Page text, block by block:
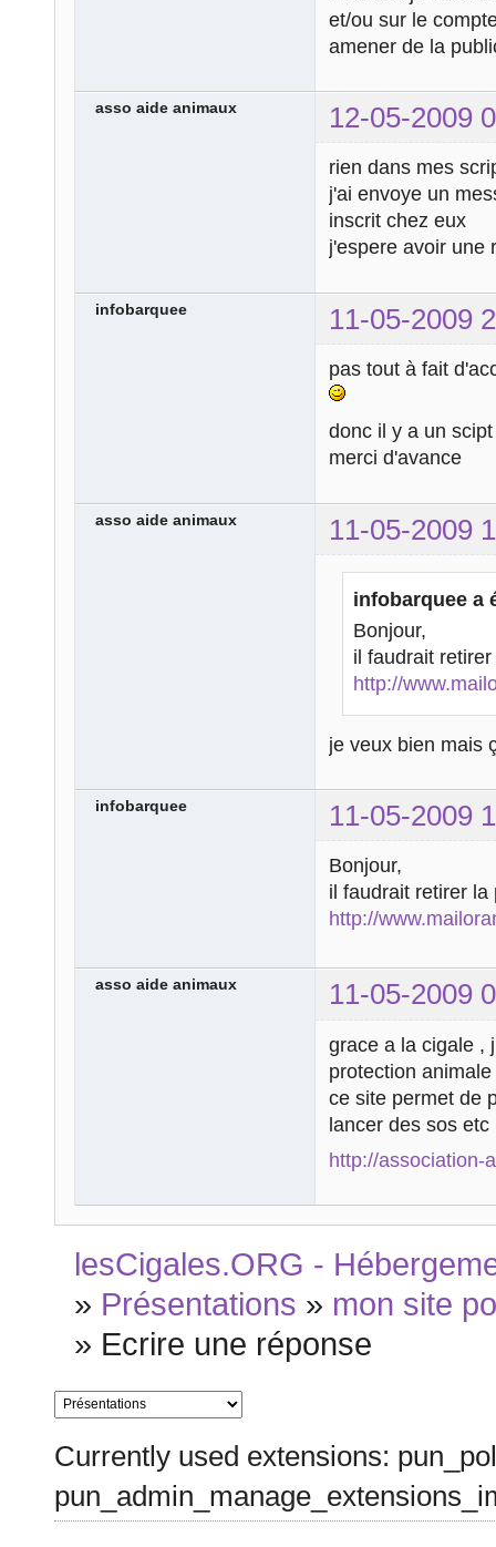
et/ou sur le
amener de la
asso aide animaux 12-05-2009
rien dans mes
j'ai envoye un
inscrit chez eux
j'espere avoir une
infobarquee 11-05-2009
pas tout à fait
donc il y a un
merci d'avance
asso aide animaux 11-05-2009
infobarquee a
Bonjour,
il faudrait
http://
je veux bien mais
infobarquee 11-05-2009
Bonjour,
il faudrait retirer
http://
asso aide animaux 11-05-2009
grace a la cigale ,
protection animale
ce site permet de
lancer des sos etc
http://
lesCigales.ORG -
» Présentations » mon site
» Ecrire une réponse
Currently used extensions: